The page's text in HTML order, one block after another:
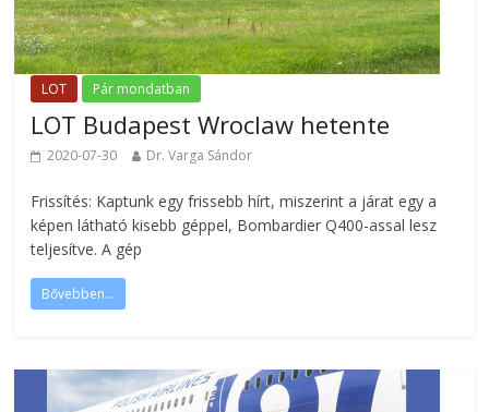
LOT Pár mondatban
LOT Budapest Wroclaw hetente
2020-07-30 Dr. Varga Sándor
Frissítés: Kaptunk egy frissebb hírt, miszerint a járat egy a
képen látható kisebb géppel, Bombardier Q400-assal lesz
teljesítve. A gép
Bővebben...